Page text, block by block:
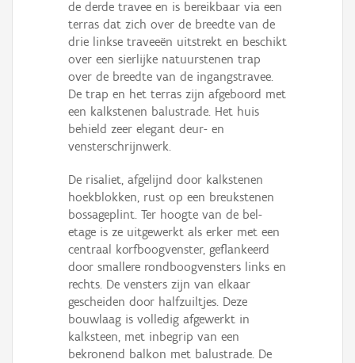
de derde travee en is bereikbaar via een
terras dat zich over de breedte van de
drie linkse traveeën uitstrekt en beschikt
over een sierlijke natuurstenen trap
over de breedte van de ingangstravee.
De trap en het terras zijn afgeboord met
een kalkstenen balustrade. Het huis
behield zeer elegant deur- en
vensterschrijnwerk.
De risaliet, afgelijnd door kalkstenen
hoekblokken, rust op een breukstenen
bossageplint. Ter hoogte van de bel-
etage is ze uitgewerkt als erker met een
centraal korfboogvenster, geflankeerd
door smallere rondboogvensters links en
rechts. De vensters zijn van elkaar
gescheiden door halfzuiltjes. Deze
bouwlaag is volledig afgewerkt in
kalksteen, met inbegrip van een
bekronend balkon met balustrade. De